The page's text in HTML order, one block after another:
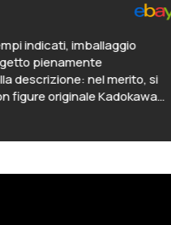
indicati, imballaggio
pienamente
nel merito, si
originale Kadokawa
confezione
è di alta qualità,
in assoluto di questo
elevato.